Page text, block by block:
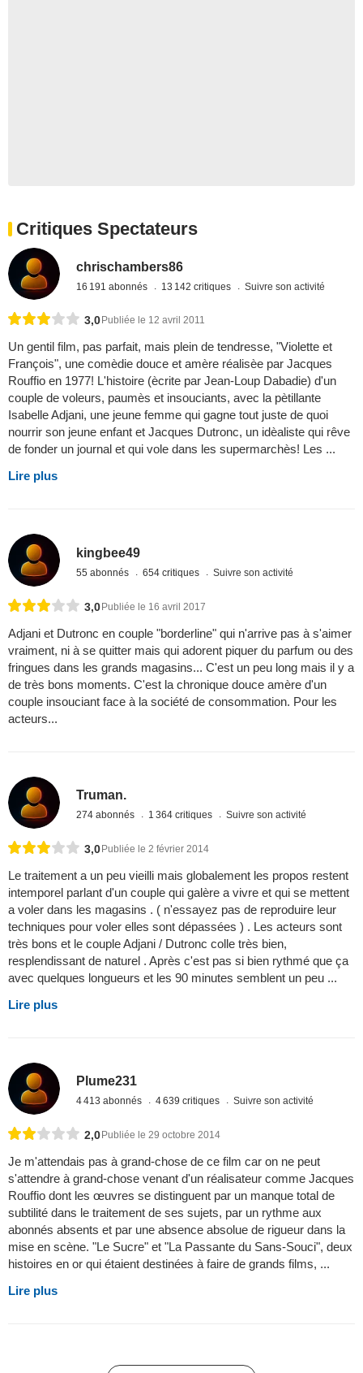
Critiques Spectateurs
chrischambers86
16 191 abonnés 13 142 critiques Suivre son activité
3,0 Publiée le 12 avril 2011
Un gentil film, pas parfait, mais plein de tendresse, "Violette et
François", une comèdie douce et amère réalisèe par Jacques
Rouffio en 1977! L'histoire (ècrite par Jean-Loup Dabadie) d'un
couple de voleurs, paumès et insouciants, avec la pètillante
Isabelle Adjani, une jeune femme qui gagne tout juste de quoi
nourrir son jeune enfant et Jacques Dutronc, un idèaliste qui rêve
de fonder un journal et qui vole dans les supermarchès! Les ...
Lire plus
kingbee49
55 abonnés 654 critiques Suivre son activité
3,0Publiée le 16 avril 2017
Adjani et Dutronc en couple "borderline" qui n'arrive pas à s'aimer
vraiment, ni à se quitter mais qui adorent piquer du parfum ou des
fringues dans les grands magasins... C'est un peu long mais il y a
de très bons moments. C'est la chronique douce amère d'un
couple insouciant face à la société de consommation. Pour les
acteurs...
Truman.
274 abonnés 1 364 critiques Suivre son activité
3,0Publiée le 2 février 2014
Le traitement a un peu vieilli mais globalement les propos restent
intemporel parlant d'un couple qui galère a vivre et qui se mettent
a voler dans les magasins . ( n'essayez pas de reproduire leur
techniques pour voler elles sont dépassées ) . Les acteurs sont
très bons et le couple Adjani / Dutronc colle très bien,
resplendissant de naturel . Après c'est pas si bien rythmé que ça
avec quelques longueurs et les 90 minutes semblent un peu ...
Lire plus
Plume231
4 413 abonnés 4 639 critiques Suivre son activité
2,0 Publiée le 29 octobre 2014
Je m'attendais pas à grand-chose de ce film car on ne peut
s'attendre à grand-chose venant d'un réalisateur comme Jacques
Rouffio dont les œuvres se distinguent par un manque total de
subtilité dans le traitement de ses sujets, par un rythme aux
abonnés absents et par une absence absolue de rigueur dans la
mise en scène. "Le Sucre" et "La Passante du Sans-Souci", deux
histoires en or qui étaient destinées à faire de grands films, ...
Lire plus